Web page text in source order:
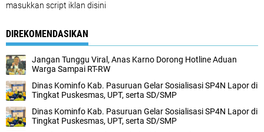
masukkan script iklan disini
DIREKOMENDASIKAN
Jangan Tunggu Viral, Anas Karno Dorong Hotline Aduan
Warga Sampai RT-RW
Dinas Kominfo Kab. Pasuruan Gelar Sosialisasi SP4N Lapor di
Tingkat Puskesmas, UPT, serta SD/SMP
Dinas Kominfo Kab. Pasuruan Gelar Sosialisasi SP4N Lapor di
Tingkat Puskesmas, UPT, serta SD/SMP